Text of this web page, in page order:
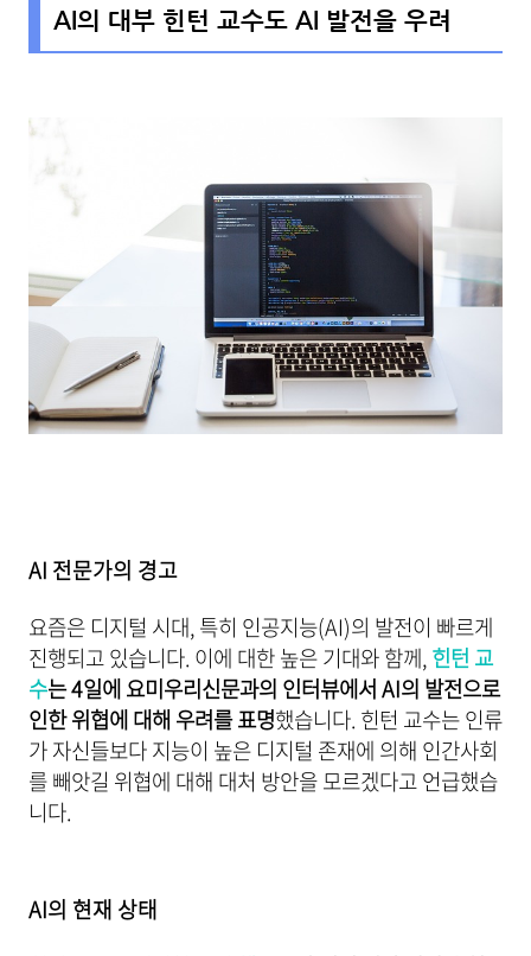
AI의 대부 힌턴 교수도 AI 발전을 우려
AI 전문가의 경고
요즘은 디지털 시대, 특히 인공지능(AI)의 발전이 빠르게
진행되고 있습니다. 이에 대한 높은 기대와 함께,힌턴 교
수는 4일에 요미우리신문과의 인터뷰에서 AI의 발전으로
인한 위협에 대해 우려를 표명했습니다. 힌턴 교수는 인류
가 자신들보다 지능이 높은 디지털 존재에 의해 인간사회
를 빼앗길 위협에 대해 대처 방안을 모르겠다고 언급했습
니다.
AI의 현재 상태